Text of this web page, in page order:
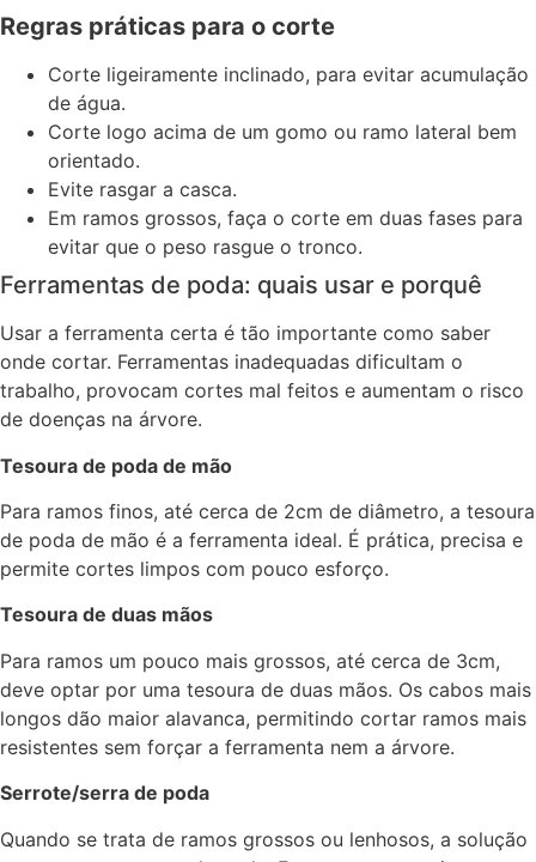
Regras práticas para o corte
Corte ligeiramente inclinado, para evitar acumulação
de água.
Corte logo acima de um gomo ou ramo lateral bem
orientado.
Evite rasgar a casca.
Em ramos grossos, faça o corte em duas fases para
evitar que o peso rasgue o tronco.
Ferramentas de poda: quais usar e porquê
Usar a ferramenta certa é tão importante como saber
onde cortar. Ferramentas inadequadas dificultam o
trabalho, provocam cortes mal feitos e aumentam o risco
de doenças na árvore.
Tesoura de poda de mão
Para ramos finos, até cerca de 2cm de diâmetro, a tesoura
de poda de mão é a ferramenta ideal. É prática, precisa e
permite cortes limpos com pouco esforço.
Tesoura de duas mãos
Para ramos um pouco mais grossos, até cerca de 3cm,
deve optar por uma tesoura de duas mãos. Os cabos mais
longos dão maior alavanca, permitindo cortar ramos mais
resistentes sem forçar a ferramenta nem a árvore.
Serrote/serra de poda
Quando se trata de ramos grossos ou lenhosos, a solução